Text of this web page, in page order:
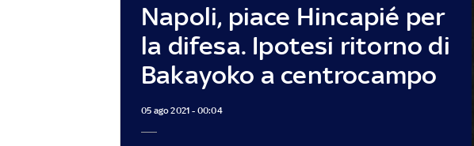
Napoli, piace Hincapié per
la difesa. Ipotesi ritorno di
Bakayoko a centrocampo
05 ago 2021 - 00:04